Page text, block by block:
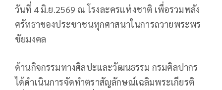
วันที่ 4 มิ.ย.2569 ณ โรงละครแห่งชาติ เพื่อรวมพลัง
ศรัทธาของประชาชนทุกศาสนาในการถวายพระพร
ชัยมงคล
ด้านกิจกรรมทางศิลปะและวัฒนธรรม กรมศิลปากร
ได้ดำเนินการจัดทำตราสัญลักษณ์เฉลิมพระเกียรติ